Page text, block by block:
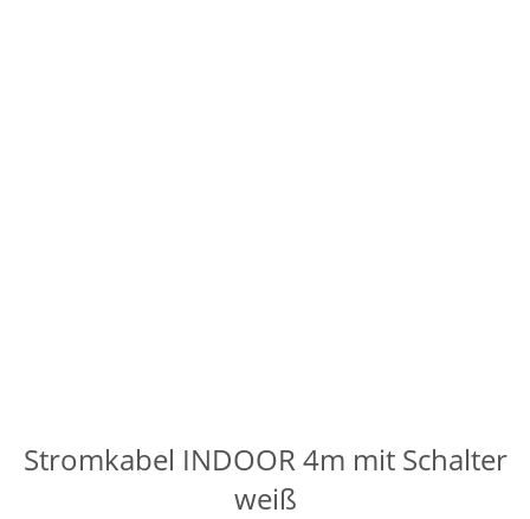
Stromkabel INDOOR 4m mit Schalter
weiß